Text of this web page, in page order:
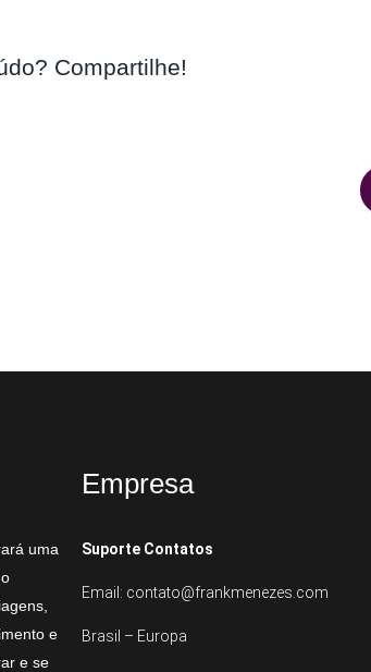
Compartilhe!
uma
e
e se
Empresa
Suporte Contatos
Email: contato@frankmenezes.com
Brasil – Europa